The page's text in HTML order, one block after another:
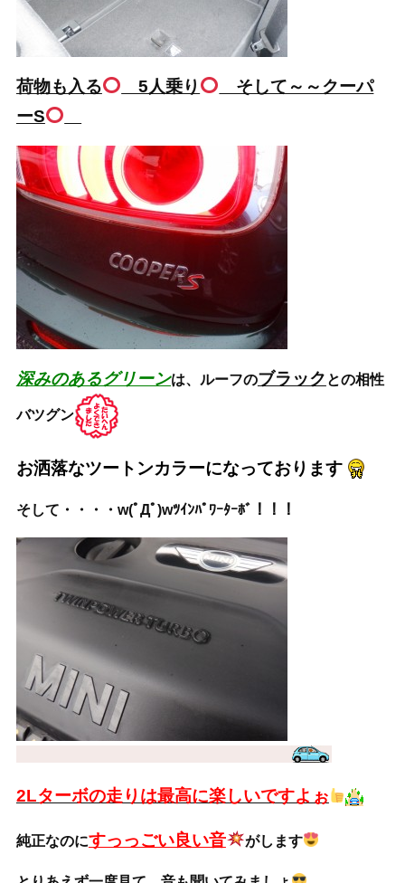
荷物も入る 5人乗り
そして～～クーパ
ーS
深みのあるグリーンは、ルーフのブラック との相性
バツグン
お洒落なツートンカラーになっております
そして・・・・w(ﾟДﾟ)wﾂｲﾝﾊﾟﾜｰﾀｰﾎﾞ！！！
2Lターボの走りは最高に楽しいですよぉ
純正なのにすっっごい良い音 がします